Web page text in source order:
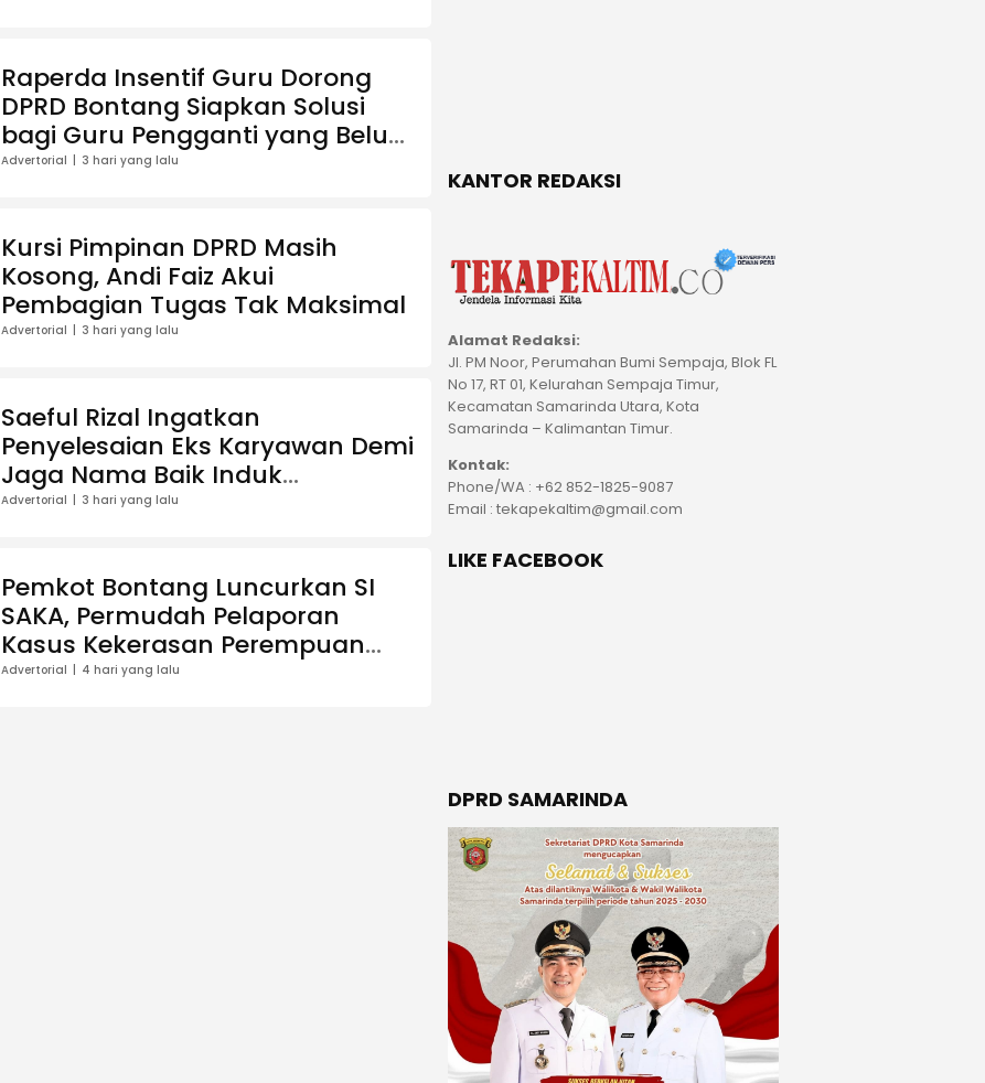
Raperda Insentif Guru Dorong
DPRD Bontang Siapkan Solusi
bagi Guru Pengganti yang Belum
Terdaftar Dapodik
Advertorial 3 hari yang lalu
Kursi Pimpinan DPRD Masih
Kosong, Andi Faiz Akui
Pembagian Tugas Tak Maksimal
Advertorial 3 hari yang lalu
Saeful Rizal Ingatkan
Penyelesaian Eks Karyawan Demi
Jaga Nama Baik Induk
Perusahaan
Advertorial 3 hari yang lalu
Pemkot Bontang Luncurkan SI
SAKA, Permudah Pelaporan
Kasus Kekerasan Perempuan
dan Anak
Advertorial 4 hari yang lalu
KANTOR REDAKSI
Alamat Redaksi:
Jl. PM Noor, Perumahan Bumi Sempaja, Blok FL
No 17, RT 01, Kelurahan Sempaja Timur,
Kecamatan Samarinda Utara, Kota
Samarinda – Kalimantan Timur.
Kontak:
Phone/WA : +62 852-1825-9087
Email : tekapekaltim@gmail.com
LIKE FACEBOOK
DPRD SAMARINDA